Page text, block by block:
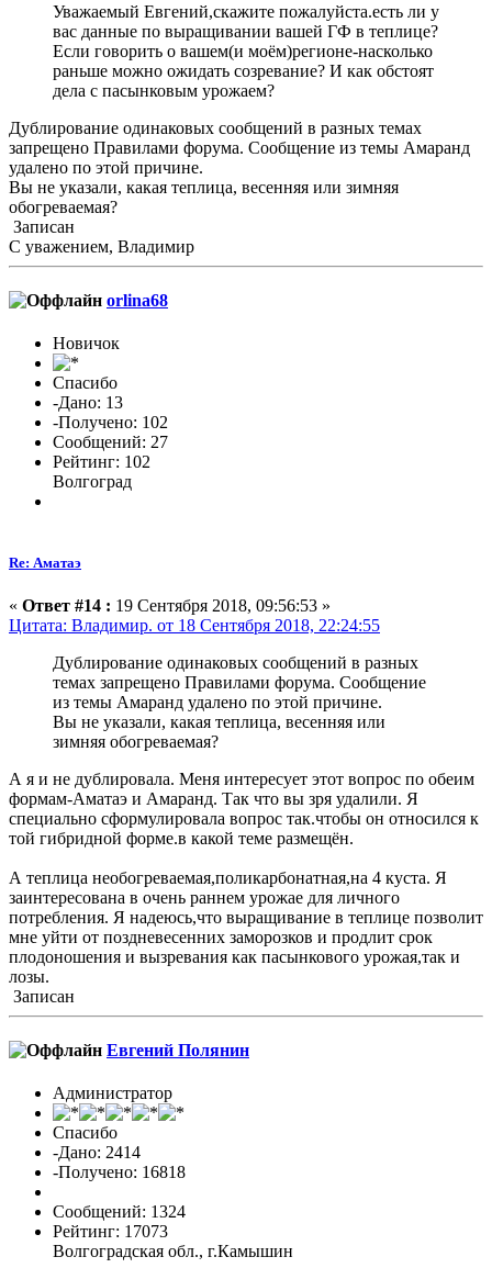
Уважаемый Евгений,скажите пожалуйста.есть ли у
вас данные по выращивании вашей ГФ в теплице?
Если говорить о вашем(и моём)регионе-насколько
раньше можно ожидать созревание? И как обстоят
дела с пасынковым урожаем?
Дублирование одинаковых сообщений в разных темах
запрещено Правилами форума. Сообщение из темы Амаранд
удалено по этой причине.
Вы не указали, какая теплица, весенняя или зимняя
обогреваемая?
Записан
С уважением, Владимир
orlina68
Новичок
Спасибо
-Дано: 13
-Получено: 102
Сообщений: 27
Рейтинг: 102
Волгоград
Re: Аматаэ
« Ответ #14 : 19 Сентября 2018, 09:56:53 »
Цитата: Владимир. от 18 Сентября 2018, 22:24:55
Дублирование одинаковых сообщений в разных
темах запрещено Правилами форума. Сообщение
из темы Амаранд удалено по этой причине.
Вы не указали, какая теплица, весенняя или
зимняя обогреваемая?
А я и не дублировала. Меня интересует этот вопрос по обеим
формам-Аматаэ и Амаранд. Так что вы зря удалили. Я
специально сформулировала вопрос так.чтобы он относился к
той гибридной форме.в какой теме размещён.
А теплица необогреваемая,поликарбонатная,на 4 куста. Я
заинтересована в очень раннем урожае для личного
потребления. Я надеюсь,что выращивание в теплице позволит
мне уйти от поздневесенних заморозков и продлит срок
плодоношения и вызревания как пасынкового урожая,так и
лозы.
Записан
Евгений Полянин
Администратор
Спасибо
-Дано: 2414
-Получено: 16818
Сообщений: 1324
Рейтинг: 17073
Волгоградская обл., г.Камышин